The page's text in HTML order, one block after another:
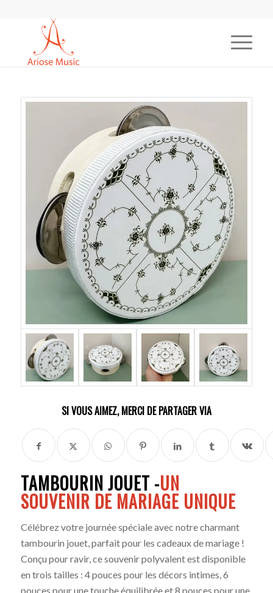
SI VOUS AIMEZ, MERCI DE PARTAGER VIA
TAMBOURIN JOUET -UN
SOUVENIR DE MARIAGE UNIQUE
Célébrez votre journée spéciale avec notre charmant
tambourin jouet, parfait pour les cadeaux de mariage !
Conçu pour ravir, ce souvenir polyvalent est disponible
en trois tailles : 4 pouces pour les décors intimes, 6
pouces pour une touche équilibrée et 8 pouces pour une